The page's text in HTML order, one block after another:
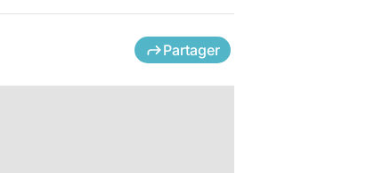
Partager